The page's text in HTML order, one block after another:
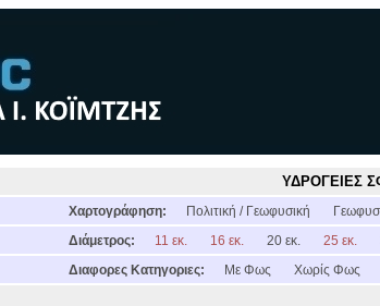
ΥΔΡΟΓΕΙΕΣ
Χαρτογράφηση: Πολιτική / Γεωφυσική
Διάμετρος:
11 εκ. 16 εκ. 20 εκ. 25 εκ.
Διαφορες Κατηγοριες:
Με Φως Χωρίς Φως